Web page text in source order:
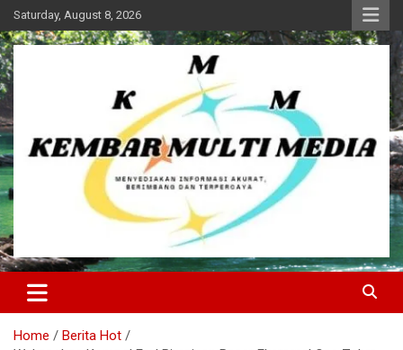
Skip
to
content
Saturday, August 8, 2026
Kembar Multi Media
Home
Berita Hot